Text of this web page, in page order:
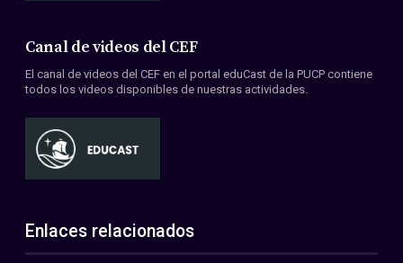
Canal de videos del CEF
El canal de videos del CEF en el portal eduCast de la PUCP contiene
todos los videos disponibles de nuestras actividades.
Enlaces relacionados